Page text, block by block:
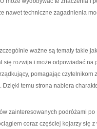
nawet techniczne zagadnienia
ważne są tematy takie
się rozwija i może odpowiadać na
pomagając czytelnikom
temu strona nabiera
zainteresowanych podróżami
coraz częściej kojarzy się